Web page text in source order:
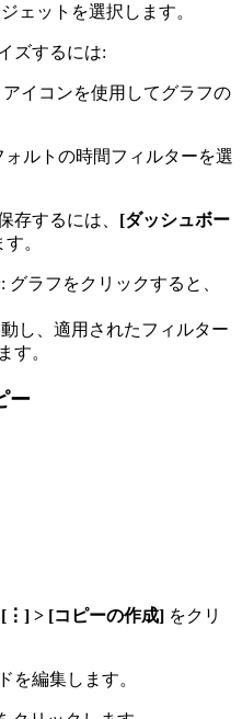
ェットを選択します。
ズするには:
アイコンを使用してグラフの
ルトの時間フィルターを選
存するには、 [ダッシュボー
。
: グラフをクリックすると、
し、適用されたフィルター
す。
ー
[⋮] > [コピーの作成] をクリ
を編集します。